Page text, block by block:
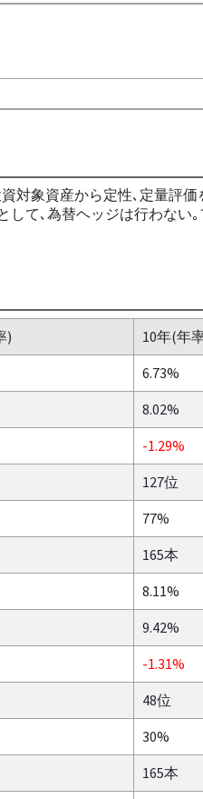
対象資産から定性､定量評
して､為替ヘッジは行わない
)
10年(年
6.73%
8.02%
-1.29%
127位
77%
165本
8.11%
9.42%
-1.31%
48位
30%
165本